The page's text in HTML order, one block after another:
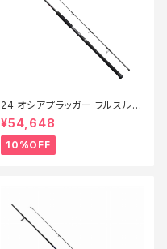
24 オシアプラッガー フルスルッ
トル S710H【継続セール_ロッ
ド】【10】
¥54,648
10%OFF